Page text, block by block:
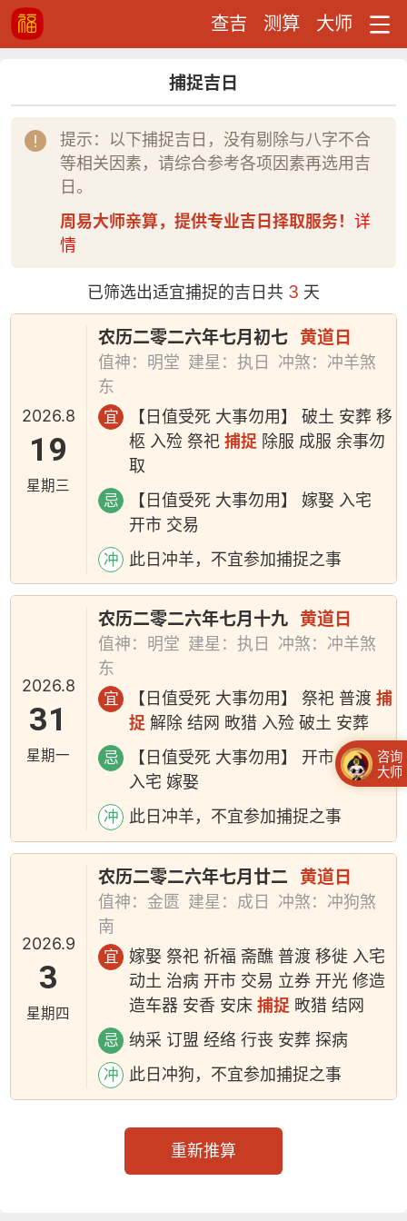
查吉 测算 大师
捕捉吉日
提示：以下捕捉吉日，没有剔除与八字不合
等相关因素，请综合参考各项因素再选用吉
日。
周易大师亲算，提供专业吉日择取服务！ 详
情
已筛选出适宜捕捉的吉日共 3 天
2026.8
19
星期三
农历二零二六年七月初七 黄道日
值神：明堂 建星：执日
冲煞：冲羊煞
东
宜
【日值受死 大事勿用】 破土 安葬 移
柩 入殓 祭祀捕捉 除服 成服 余事勿
取
忌
【日值受死 大事勿用】 嫁娶 入宅
开市 交易
冲 此日冲羊，不宜参加捕捉之事
2026.8
31
星期一
农历二零二六年七月十九 黄道日
值神：明堂 建星：执日
冲煞：冲羊煞
东
宜 【日值受死 大事勿用】 祭祀 普渡捕
捉 解除 结网 畋猎 入殓 破土 安葬
忌
【日值受死 大事勿用】 开市 交易
入宅 嫁娶
冲 此日冲羊，不宜参加捕捉之事
2026.9
3
星期四
农历二零二六年七月廿二 黄道日
值神：金匮 建星：成日
冲煞：冲狗煞
南
宜
嫁娶 祭祀 祈福 斋醮 普渡 移徙 入宅
动土 治病 开市 交易 立券 开光 修造
造车器 安香 安床捕捉 畋猎 结网
忌 纳采 订盟 经络 行丧 安葬 探病
冲 此日冲狗，不宜参加捕捉之事
重新推算
咨询
大师